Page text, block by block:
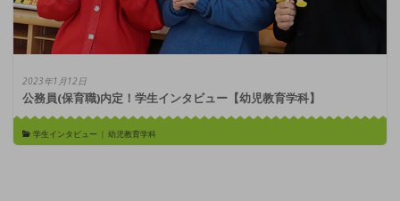
2023年1月12日
公務員(保育職)内定！学生インタビュー【幼児教育学科】
学生インタビュー 幼児教育学科